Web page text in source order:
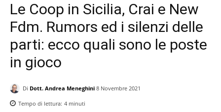
Le Coop in Sicilia, Crai e New
Fdm. Rumors ed i silenzi delle
parti: ecco quali sono le poste
in gioco
Di Dott. Andrea Meneghini 8 Novembre 2021
Tempo di lettura: 4 minuti